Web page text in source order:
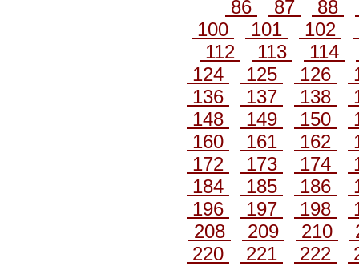
86
87 88
100
101 102
112
113 114
124
125 126
136
137 138
148
149 150
160
161 162
172
173 174
184
185 186
196
197 198
208
209 210
220
221 222